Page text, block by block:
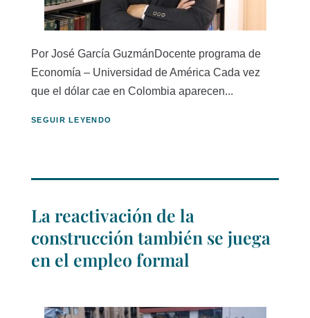
Por José García GuzmánDocente programa de
Economía – Universidad de América Cada vez
que el dólar cae en Colombia aparecen...
SEGUIR LEYENDO
La reactivación de la
construcción también se juega
en el empleo formal